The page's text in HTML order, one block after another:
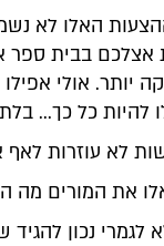
האלו לא
אצלכם בבית ספר
יותר. אולי
להיות כל כך...
לא עוזרות
את המורים מה
לגמרי נכון